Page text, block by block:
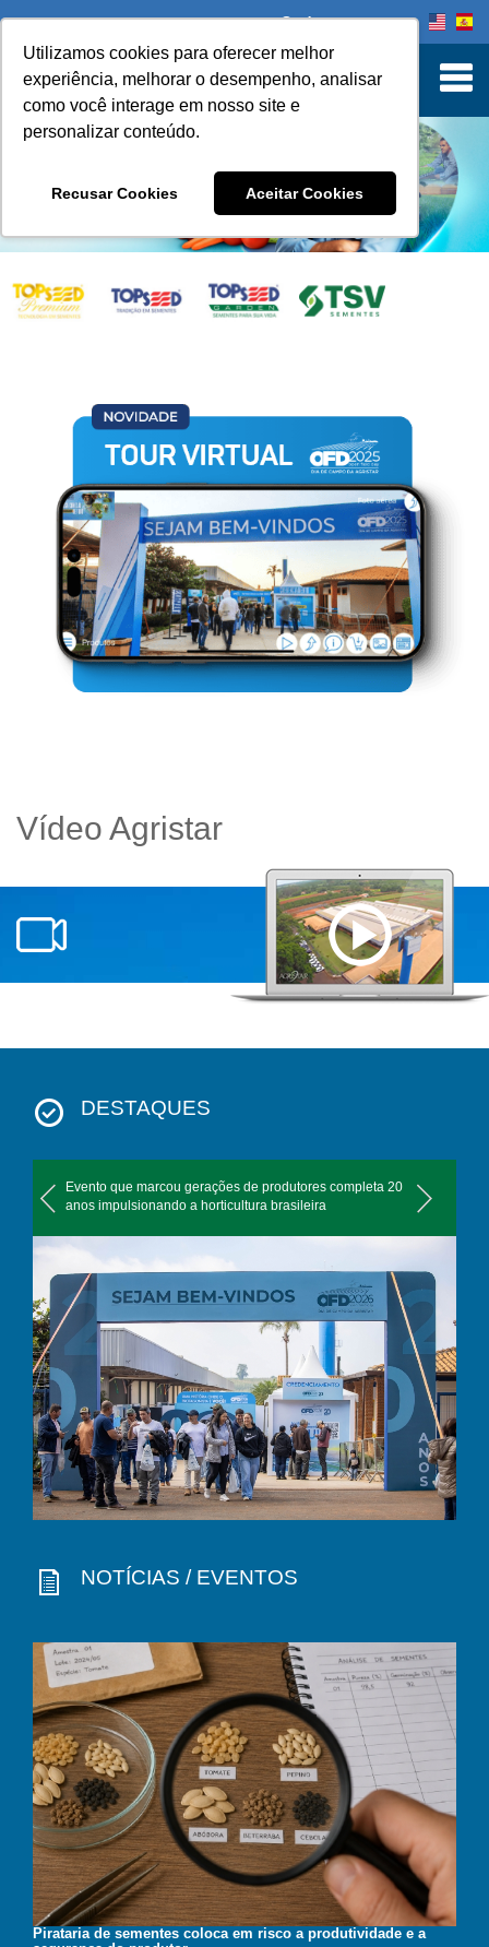
Utilizamos cookies para oferecer melhor
experiência, melhorar o desempenho, analisar
como você interage em nosso site e
personalizar conteúdo.
Recusar Cookies Aceitar Cookies
Onde comprar
Vídeo Agristar
DESTAQUES
Evento que marcou gerações de produtores completa 20
anos impulsionando a horticultura brasileira
NOTÍCIAS / EVENTOS
Pirataria de sementes coloca em risco a produtividade e a